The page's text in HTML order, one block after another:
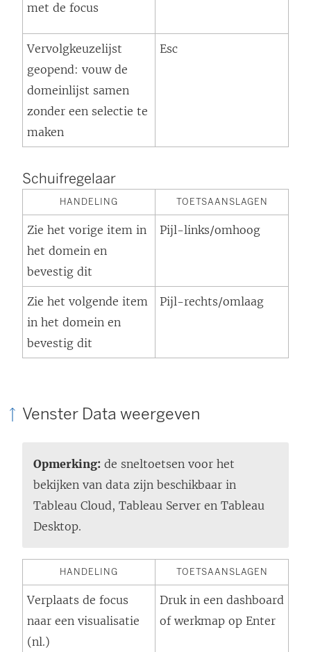
met de focus
Vervolgkeuzelijst
geopend: vouw de
domeinlijst samen
zonder een selectie te
maken
Esc
Schuifregelaar
HANDELING TOETSAANSLAGEN
Zie het vorige item in
het domein en
bevestig dit
Pijl-links/omhoog
Zie het volgende item
in het domein en
bevestig dit
Pijl-rechts/omlaag
Venster Data weergeven
Opmerking: de sneltoetsen voor het
bekijken van data zijn beschikbaar in
Tableau Cloud, Tableau Server en Tableau
Desktop.
HANDELING TOETSAANSLAGEN
Verplaats de focus
naar een visualisatie
(nl.)
Druk in een dashboard
of werkmap op Enter